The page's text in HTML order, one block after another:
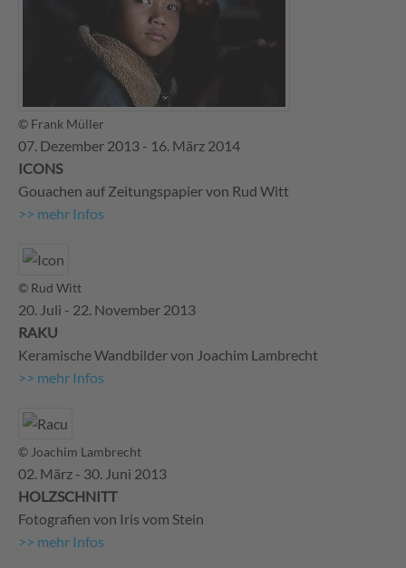
© Frank Müller
07. Dezember 2013 - 16. März 2014
ICONS
Gouachen auf Zeitungspapier von Rud Witt
>> mehr Infos
© Rud Witt
20. Juli - 22. November 2013
RAKU
Keramische Wandbilder von Joachim Lambrecht
>> mehr Infos
© Joachim Lambrecht
02. März - 30. Juni 2013
HOLZSCHNITT
Fotografien von Iris vom Stein
>> mehr Infos